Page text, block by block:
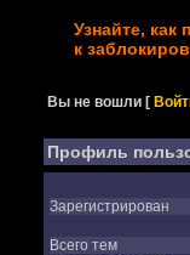
Узнайте, как
к
Вы не вошли [
Профиль
Зарегистрирован
Всего тем